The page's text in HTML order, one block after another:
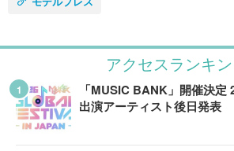
アクセスランキ
「MUSIC BANK」開催決定
出演アーティスト後日発表